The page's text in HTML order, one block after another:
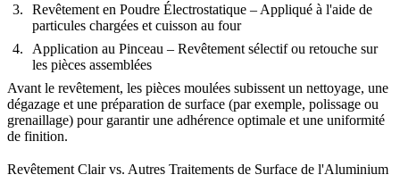
Revêtement en Poudre Électrostatique – Appliqué à l'aide de
particules chargées et cuisson au four
Application au Pinceau – Revêtement sélectif ou retouche sur
les pièces assemblées
Avant le revêtement, les pièces moulées subissent un nettoyage, une
dégazage et une préparation de surface (par exemple, polissage ou
grenaillage) pour garantir une adhérence optimale et une uniformité
de finition.
Revêtement Clair vs. Autres Traitements de Surface de l'Aluminium